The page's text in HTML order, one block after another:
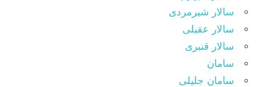
سالار شیرمردی
سالار عقیلی
سالار قنبری
سامان
سامان جلیلی